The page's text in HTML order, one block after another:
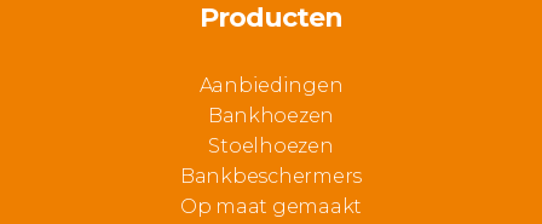
Producten
Aanbiedingen
Bankhoezen
Stoelhoezen
Bankbeschermers
Op maat gemaakt